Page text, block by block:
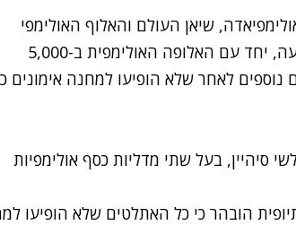
שיאן העולם והאלוף האולימפי
ב-5,000 ו-10,000 מטרים, קנניסה בקלה הושעה, יחד עם האלופה האולימפית ב-5,000
טירונש דיבאבה ו-33 אתלטים נוספים לאחר שלא הופיעו למחנה אימונים
סיהיין, בעל שתי מדליות כסף אולימפיות
הובהר כי כל האתלטים שלא הופיעו